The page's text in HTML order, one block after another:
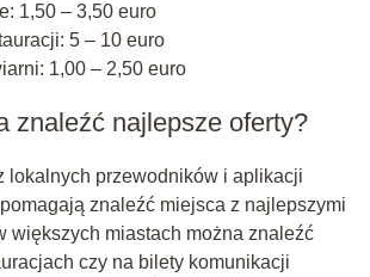
1,50 – 3,50 euro
5 – 10 euro
1,00 – 2,50 euro
znaleźć najlepsze oferty?
lokalnych przewodników i aplikacji
znaleźć miejsca z najlepszymi
większych miastach można znaleźć
czy na bilety komunikacji